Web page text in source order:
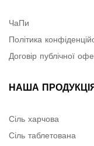
ЧаПи
Політика
Договір публічної
НАША
Сіль харчова
Сіль таблетована